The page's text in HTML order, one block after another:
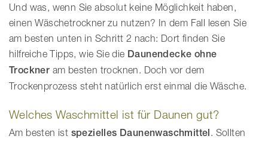
Und was, wenn Sie absolut keine Möglichkeit haben,
einen Wäschetrockner zu nutzen? In dem Fall lesen Sie
am besten unten in Schritt 2 nach: Dort finden Sie
hilfreiche Tipps, wie Sie die Daunendecke ohne
Trockner am besten trocknen. Doch vor dem
Trockenprozess steht natürlich erst einmal die Wäsche.
Welches Waschmittel ist für Daunen gut?
Am besten ist spezielles Daunenwaschmittel. Sollten